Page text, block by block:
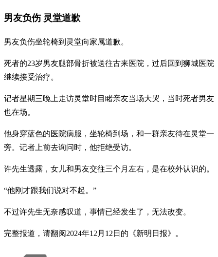
男友负伤 灵堂道歉
男友负伤坐轮椅到灵堂向家属道歉。
死者的23岁男友腿部骨折被送往古来医院，过后回到狮城医院
继续接受治疗。
记者星期三晚上走访灵堂时目睹亲友当场大哭，当时死者男友
也在场。
他身穿蓝色的医院病服，坐轮椅到场，和一群亲友待在灵堂一
旁。记者上前去询问时，他拒绝受访。
许先生透露，女儿和男友交往三个月左右，是在校外认识的。
“他刚才跟我们说对不起。”
不过许先生无奈感叹道，事情已经发生了，无法改变。
完整报道，请翻阅2024年12月12日的《新明日报》。